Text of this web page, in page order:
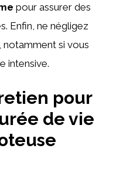
pour assurer des
Enfin, ne négligez
notamment si vous
intensive.
pour
de vie